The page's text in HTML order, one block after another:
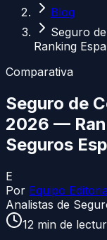
Blog
Seguro
Ranking
Comparativa
Seguro de
2026 —
Seguros
E
Por Equipo
Analistas de
12 min de